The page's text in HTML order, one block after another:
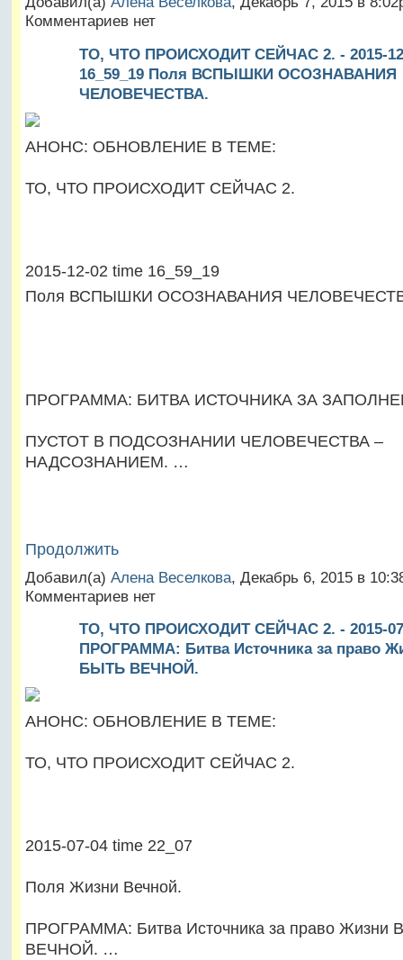
Комментариев нет
ТО, ЧТО ПРОИСХОДИТ СЕЙЧАС 2. - 2015-
16_59_19 Поля ВСПЫШКИ ОСОЗНАВАНИЯ
ЧЕЛОВЕЧЕСТВА.
АНОНС: ОБНОВЛЕНИЕ В ТЕМЕ:
ТО, ЧТО ПРОИСХОДИТ СЕЙЧАС 2.
2015-12-02 time 16_59_19
Поля ВСПЫШКИ ОСОЗНАВАНИЯ
ПРОГРАММА: БИТВА ИСТОЧНИКА ЗА
ПУСТОТ В ПОДСОЗНАНИИ ЧЕЛОВЕЧЕСТВА –
НАДСОЗНАНИЕМ. …
Продолжить
Добавил(а) Алена Веселкова, Декабрь 6, 2015 в
Комментариев нет
ТО, ЧТО ПРОИСХОДИТ СЕЙЧАС 2. - 2015-
ПРОГРАММА: Битва Источника за право
БЫТЬ ВЕЧНОЙ.
АНОНС: ОБНОВЛЕНИЕ В ТЕМЕ:
ТО, ЧТО ПРОИСХОДИТ СЕЙЧАС 2.
2015-07-04 time 22_07
Поля Жизни Вечной.
ПРОГРАММА: Битва Источника за право Жизни
ВЕЧНОЙ. …